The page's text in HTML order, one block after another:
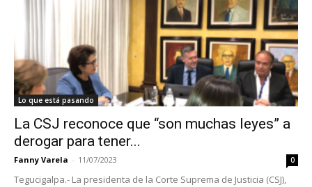
Lo que está pasando
La CSJ reconoce que “son muchas leyes” a
derogar para tener...
Fanny Varela - 11/07/2023 0
Tegucigalpa.- La presidenta de la Corte Suprema de Justicia (CSJ),